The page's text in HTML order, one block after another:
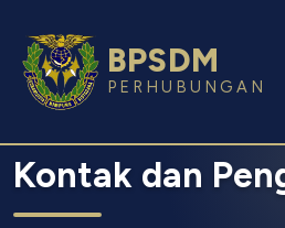
BPSDM
PERHUBUNGAN
Kontak dan